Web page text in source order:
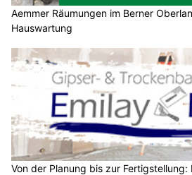
Aemmer Räumungen im Berner
Hauswartung
Von der Planung bis zur Fertigstellung: